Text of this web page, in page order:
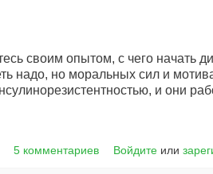
своим опытом, с чего начать
надо, но моральных сил и
и они
5 комментариев Войдите или